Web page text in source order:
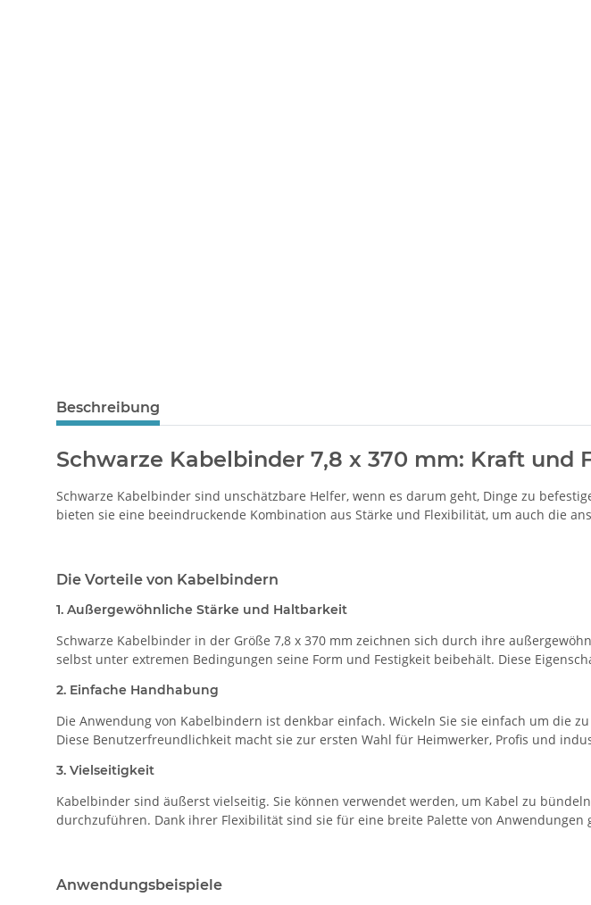
Beschreibung
Schwarze Kabelbinder 7,8 x 370 mm: Kraft
Schwarze Kabelbinder sind unschätzbare Helfer, wenn es darum geht, Dinge zu
bieten sie eine beeindruckende Kombination aus Stärke und Flexibilität, um auch die
Die Vorteile von Kabelbindern
1. Außergewöhnliche Stärke und Haltbarkeit
Schwarze Kabelbinder in der Größe 7,8 x 370 mm zeichnen sich durch ihre
selbst unter extremen Bedingungen seine Form und Festigkeit beibehält. Diese
2. Einfache Handhabung
Die Anwendung von Kabelbindern ist denkbar einfach. Wickeln Sie sie einfach um die
Diese Benutzerfreundlichkeit macht sie zur ersten Wahl für Heimwerker, Profis und
3. Vielseitigkeit
Kabelbinder sind äußerst vielseitig. Sie können verwendet werden, um Kabel zu
durchzuführen. Dank ihrer Flexibilität sind sie für eine breite Palette von Anwendungen
Anwendungsbeispiele